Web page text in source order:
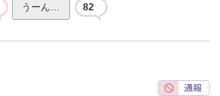
うーん… 82